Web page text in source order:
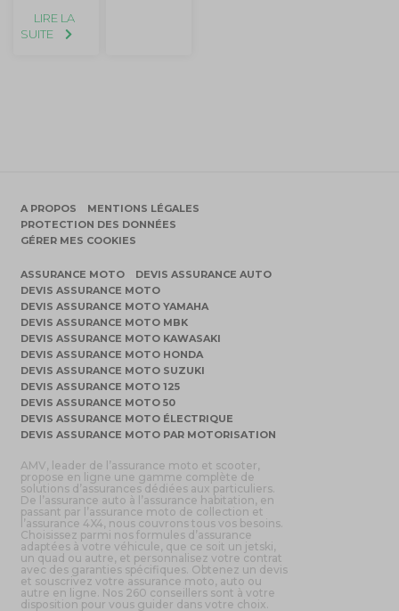
LIRE LA
SUITE
A PROPOS
MENTIONS LÉGALES
PROTECTION DES DONNÉES
GÉRER MES COOKIES
ASSURANCE MOTO
DEVIS ASSURANCE AUTO
DEVIS ASSURANCE MOTO
DEVIS ASSURANCE MOTO YAMAHA
DEVIS ASSURANCE MOTO MBK
DEVIS ASSURANCE MOTO KAWASAKI
DEVIS ASSURANCE MOTO HONDA
DEVIS ASSURANCE MOTO SUZUKI
DEVIS ASSURANCE MOTO 125
DEVIS ASSURANCE MOTO 50
DEVIS ASSURANCE MOTO ÉLECTRIQUE
DEVIS ASSURANCE MOTO PAR MOTORISATION
AMV, leader de l’assurance moto et scooter,
propose en ligne une gamme complète de
solutions d’assurances dédiées aux particuliers.
De l’assurance auto à l’assurance habitation, en
passant par l’assurance moto de collection et
l’assurance 4X4, nous couvrons tous vos besoins.
Choisissez parmi nos formules d’assurance
adaptées à votre véhicule, que ce soit un jetski,
un quad ou autre, et personnalisez votre contrat
avec des garanties spécifiques. Obtenez un devis
et souscrivez votre assurance moto, auto ou
autre en ligne. Nos 260 conseillers sont à votre
disposition pour vous guider dans votre choix.